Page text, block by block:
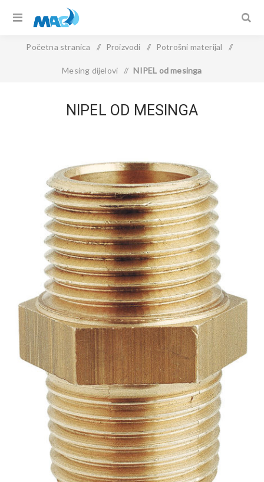
Početna stranica / Proizvodi / Potrošni materijal /
Mesing dijelovi / NIPEL od mesinga
NIPEL OD MESINGA